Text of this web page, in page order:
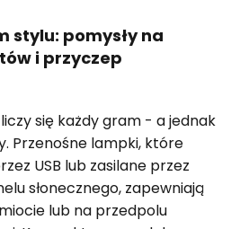
stylu: pomysły na
i przyczep
się każdy gram - a jednak
Przenośne lampki, które
USB lub zasilane przez
słonecznego, zapewniają
lub na przedpolu